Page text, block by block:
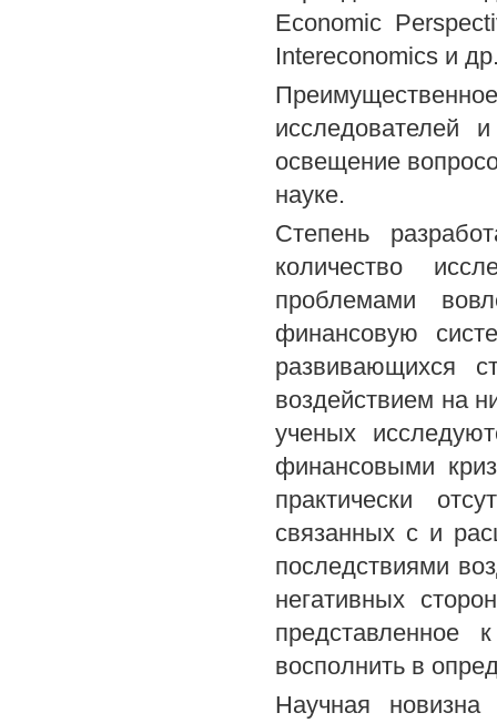
Economic
Intereconomics и
исследователей
освещение
науке.
Степень
количество
проблемами
финансовую
развивающихся
воздействием на
ученых
финансовыми
практически
связанных с и
последствиями
негативных
представленное
восполнить в
Научная